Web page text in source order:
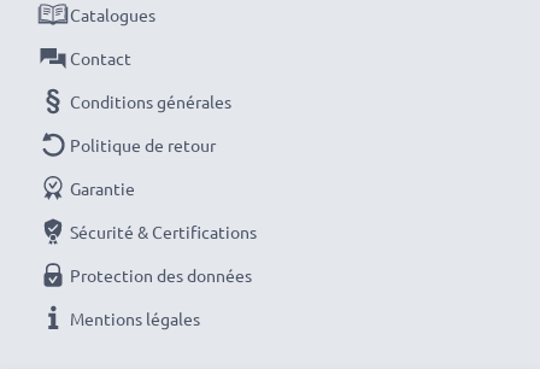
Garantie du fabricant 3 ans :
synonyme de sécurité certifiée et de normes de
de 36 mois!
Livraison rapide et sécurisée
expédions votre commande le jour même si vous
finalisez votre commande avant 15h un jour ouvrable.
Paiement en ligne :
paiement de votre choix pour plus de sécurité. (carte
Catalogues
Contact
Conditions générales
Politique de retour
Garantie
Sécurité & Certifications
Protection des données
Mentions légales